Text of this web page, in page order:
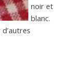
noir et
blanc.